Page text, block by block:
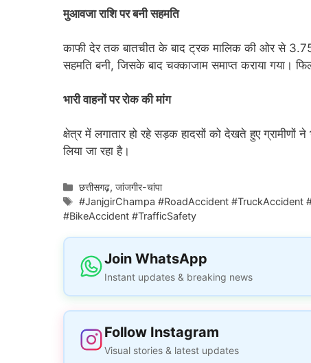
मुआवजा राशि पर बनी सहमति
काफी देर तक बातचीत के बाद ट्रक मालिक की ओर से
सहमति बनी, जिसके बाद चक्काजाम समाप्त कराया गया।
भारी वाहनों पर रोक की मांग
क्षेत्र में लगातार हो रहे सड़क हादसों को देखते हुए ग्रामीणों ने
लिया जा रहा है।
Categories
छत्तीसगढ़,जांजगीर-चांपा
Tags
#JanjgirChampa #RoadAccident
#BikeAccident #TrafficSafety
Join WhatsApp
Instant updates & breaking news
Follow Instagram
Visual stories & latest updates